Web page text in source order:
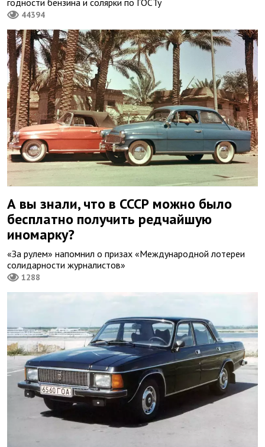
годности бензина и солярки по ГОСТу
44394
А вы знали, что в СССР можно было
бесплатно получить редчайшую
иномарку?
«За рулем» напомнил о призах «Международной лотереи
солидарности журналистов»
1288